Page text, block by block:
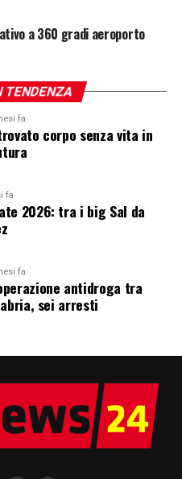
a 360 gradi aeroporto
TENDENZA
fa
corpo senza vita in
fa
2026: tra i big Sal da
fa
antidroga tra
sei arresti